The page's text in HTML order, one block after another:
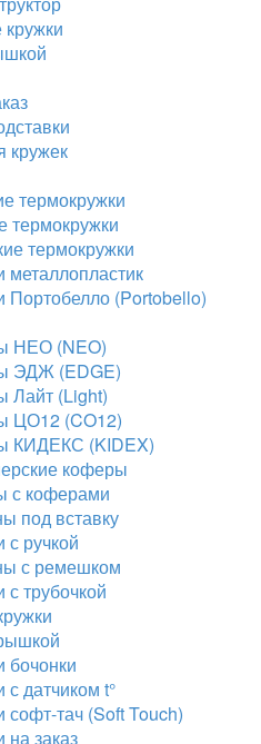
кружек
термокружки
термокружки
термокружки
металлопластик
Портобелло (Portobello)
НЕО (NEO)
ЭДЖ (EDGE)
Лайт (Light)
ЦО12 (CO12)
КИДЕКС (KIDEX)
коферы
с коферами
под вставку
с ручкой
с ремешком
трубочкой
бочонки
датчиком t°
софт-тач (Soft Touch)
на заказ